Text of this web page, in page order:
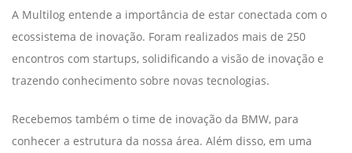
A Multilog entende a importância de estar conectada com o
ecossistema de inovação. Foram realizados mais de 250
encontros com startups, solidificando a visão de inovação e
trazendo conhecimento sobre novas tecnologias.
Recebemos também o time de inovação da BMW, para
conhecer a estrutura da nossa área. Além disso, em uma